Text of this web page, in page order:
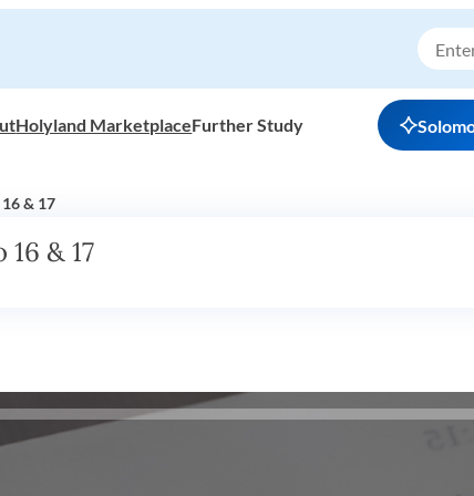
Holyland MarketplaceFurther Study
& 17
& 17